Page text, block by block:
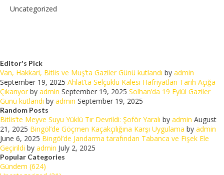
Uncategorized
Editor's Pick
Van, Hakkari, Bitlis ve Muş’ta Gaziler Günü kutlandı by admin
September 19, 2025 Ahlat’ta Selçuklu Kalesi Hafriyatları Tarih Açığa
Çıkarıyorby admin September 19, 2025 Solhan’da 19 Eylül Gaziler
Günü kutlandı by admin September 19, 2025
Random Posts
Bitlis’te Meyve Suyu Yüklü Tır Devrildi: Şoför Yaralı by admin August
21, 2025 Bingöl’de Göçmen Kaçakçılığına Karşı Uygulama by admin
June 6, 2025 Bingöl’de Jandarma tarafından Tabanca ve Fişek Ele
Geçirildi by admin July 2, 2025
Popular Categories
Gündem (624)